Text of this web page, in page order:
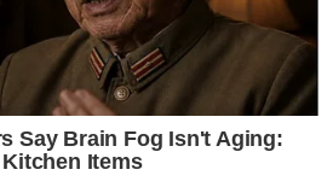
Say Bra​in Fo​g Isn't Aging:
Items